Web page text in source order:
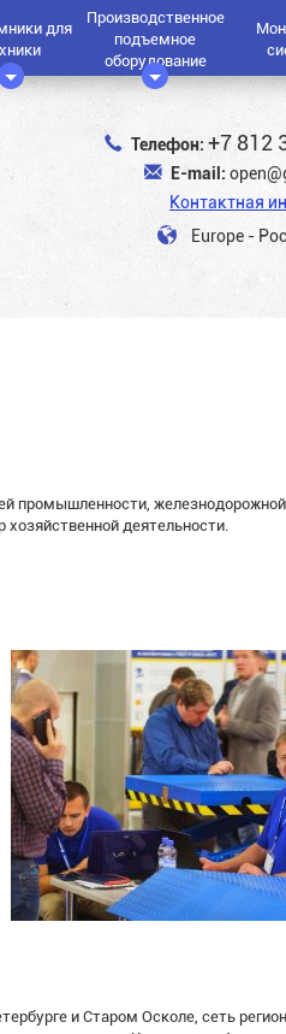
для
Производственное
подъемное
оборудование
Телефон: +7 812
E-mail:
Контактная
Europe -
промышленности,
хозяйственной деятельности.
и Старом Осколе, сеть